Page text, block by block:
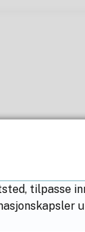
tilpasse